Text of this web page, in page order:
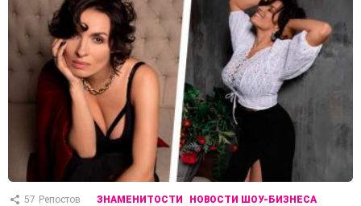
57 Репостов ЗНАМЕНИТОСТИ НОВОСТИ ШОУ-БИЗНЕСА